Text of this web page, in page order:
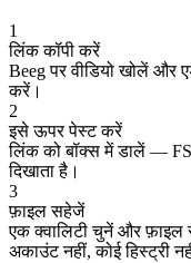
1
लिंक कॉपी करें
Beeg पर वीडियो खोलें और
करें।
2
इसे ऊपर पेस्ट करें
लिंक को बॉक्स में डालें —
दिखाता है।
3
फ़ाइल सहेजें
एक क्वालिटी चुनें और फ़ाइल
अकाउंट नहीं, कोई हिस्ट्री